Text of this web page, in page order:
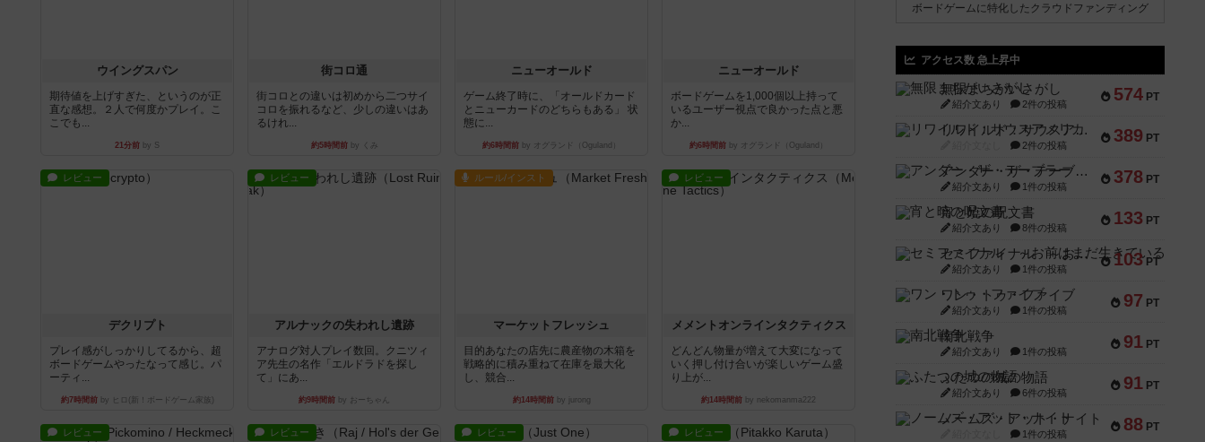
ウイングスパン
期待値を上げすぎた、というのが正
直な感想。２人で何度かプレイ。こ
こでも...
21分前 by S
街コロ通
街コロとの違いは初めから二つサイ
コロを振れるなど、少しの違いはあ
るけれ...
約5時間前by くみ
ニューオールド
ゲーム終了時に、「オールドカード
とニューカードのどちらもある」 状
態に...
約6時間前 by オグランド（Oguland）
ニューオールド
ボードゲームを1,000個以上持って
いるユーザー視点で良かった点と悪
か...
約6時間前 by オグランド（Oguland）
レビュー
デクリプト
プレイ感がしっかりしてるから、超
ボードゲームやったなって感じ。パ
ーティ...
約7時間前by ヒロ(新！ボードゲーム家族)
レビュー
アルナックの失われし遺跡
アナログ対人プレイ数回。クニツィ
ア先生の名作「エルドラドを探し
て」にあ...
約9時間前 by おーちゃん
ルール/インスト
マーケットフレッシュ
目的あなたの店先に農産物の木箱を
戦略的に積み重ねて在庫を最大化
し、競合...
約14時間前by jurong
レビュー
メメントオンラインタクティクス
どんどん物量が増えて大変になって
いく押し付け合いが楽しいゲーム盛
り上が...
約14時間前 by nekomanma222
レビュー レビュー レビュー レビュー
ボードゲームに特化したクラウドファンディング
アクセス数 急上昇中
574 PT
無限まちがいさがし
紹介文あり 2件の投稿
389 PT
リワイルド：サウスアメリカ
2件の投稿
378 PT
アンダー・ザ・テーブラー
紹介文あり 1件の投稿
133 PT
宵と暁の呪文書
紹介文あり 8件の投稿
103 PT
セミファイナル ～お前はまだ生きている～
紹介文あり 1件の投稿
97 PT
ワン・トゥ・ファイブ
紹介文あり 1件の投稿
91 PT
南北戦争
紹介文あり 1件の投稿
91 PT
ふたつの城の物語
紹介文あり 6件の投稿
88 PT
ノームズ・アット・ナイト
1件の投稿